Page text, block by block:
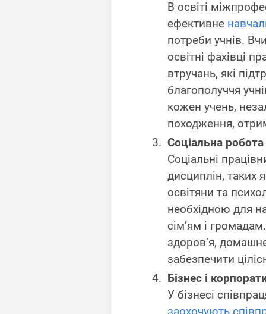
В освіті
ефективне
потреби учнів.
освітні фахівці
втручань, які
благополуччя
кожен учень,
походження,
Соціальна робота
Соціальні
дисциплін, таких
освітяни та
необхідною для
сім’ям і
здоров’я,
забезпечити
Бізнес і
У бізнесі